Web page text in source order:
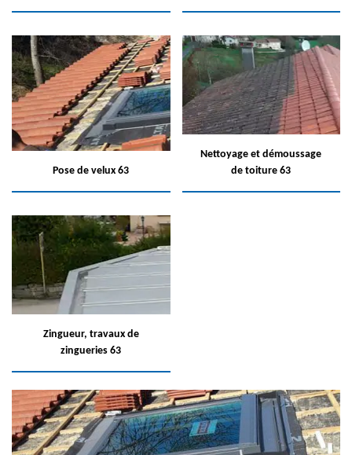
Pose de velux 63
Nettoyage et démoussage
de toiture 63
Zingueur, travaux de
zingueries 63